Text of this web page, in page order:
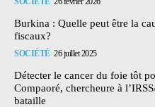
Burkina : Quelle peut être la
fiscaux?
SOCIÉTÉ 26 juillet 2025
Détecter le cancer du foie tôt
Compaoré, chercheure à
bataille